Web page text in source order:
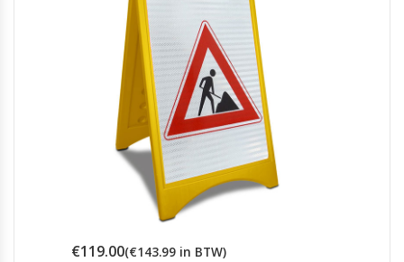
€119.00(€143.99 in BTW)